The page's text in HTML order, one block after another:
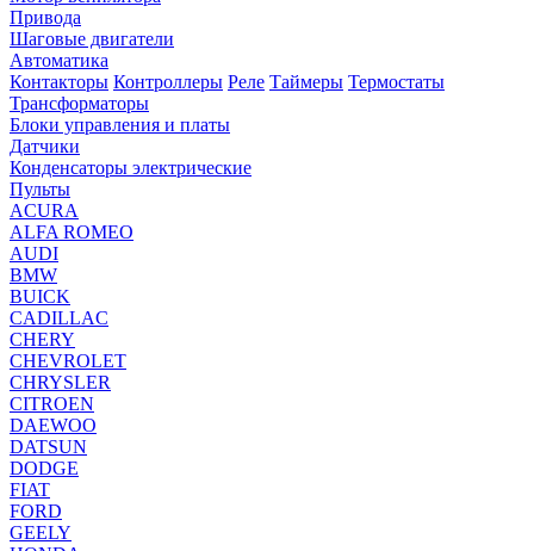
Привода
Шаговые двигатели
Автоматика
Контакторы Контроллеры Реле Таймеры Термостаты
Трансформаторы
Блоки управления и платы
Датчики
Конденсаторы электрические
Пульты
ACURA
ALFA ROMEO
AUDI
BMW
BUICK
CADILLAC
CHERY
CHEVROLET
CHRYSLER
CITROEN
DAEWOO
DATSUN
DODGE
FIAT
FORD
GEELY